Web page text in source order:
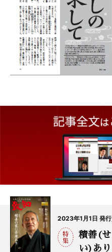
2023年1月1日 発
積善(
い)あり